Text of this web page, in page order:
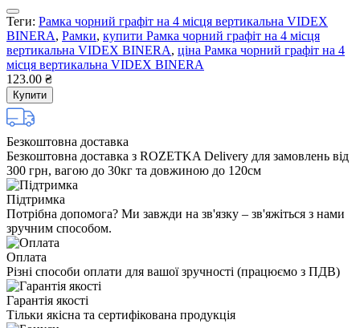
Теги: Рамка чорний графіт на 4 місця вертикальна VIDEX
BINERA, Рамки, купити Рамка чорний графіт на 4 місця
вертикальна VIDEX BINERA, ціна Рамка чорний графіт на 4
місця вертикальна VIDEX BINERA
123.00 ₴
Купити
Безкоштовна доставка
Безкоштовна доставка з ROZETKA Delivery для замовлень від
300 грн, вагою до 30кг та довжиною до 120см
Підтримка
Потрібна допомога? Ми завжди на зв'язку – зв'яжіться з нами
зручним способом.
Оплата
Різні способи оплати для вашої зручності (працюємо з ПДВ)
Гарантія якості
Тільки якісна та сертифікована продукція